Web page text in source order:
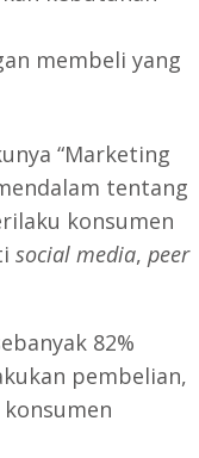
membeli yang
“Marketing
tentang
konsumen
social media, peer
82%
pembelian,